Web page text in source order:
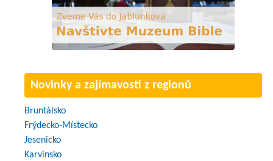
Novinky a zajímavosti z regionů
Bruntálsko
Frýdecko-Místecko
Jesenicko
Karvinsko